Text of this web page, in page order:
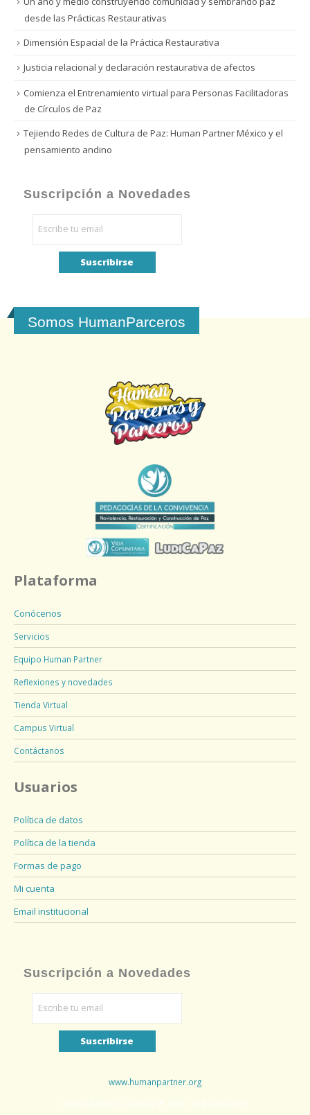
desde las Prácticas Restaurativas
Dimensión Espacial de la Práctica Restaurativa
Justicia relacional y declaración restaurativa de afectos
Comienza el Entrenamiento virtual para Personas Facilitadoras
de Círculos de Paz
Tejiendo Redes de Cultura de Paz: Human Partner México y el
pensamiento andino
Suscripción a Novedades
Somos HumanParceros
Plataforma
Conócenos
Servicios
Equipo Human Partner
Reflexiones y novedades
Tienda Virtual
Campus Virtual
Contáctanos
Usuarios
Política de datos
Política de la tienda
Formas de pago
Mi cuenta
Email institucional
Suscripción a Novedades
www.humanpartner.org